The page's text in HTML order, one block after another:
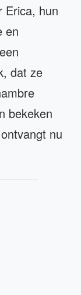
Erica, hun
en
dat ze
bekeken
nu